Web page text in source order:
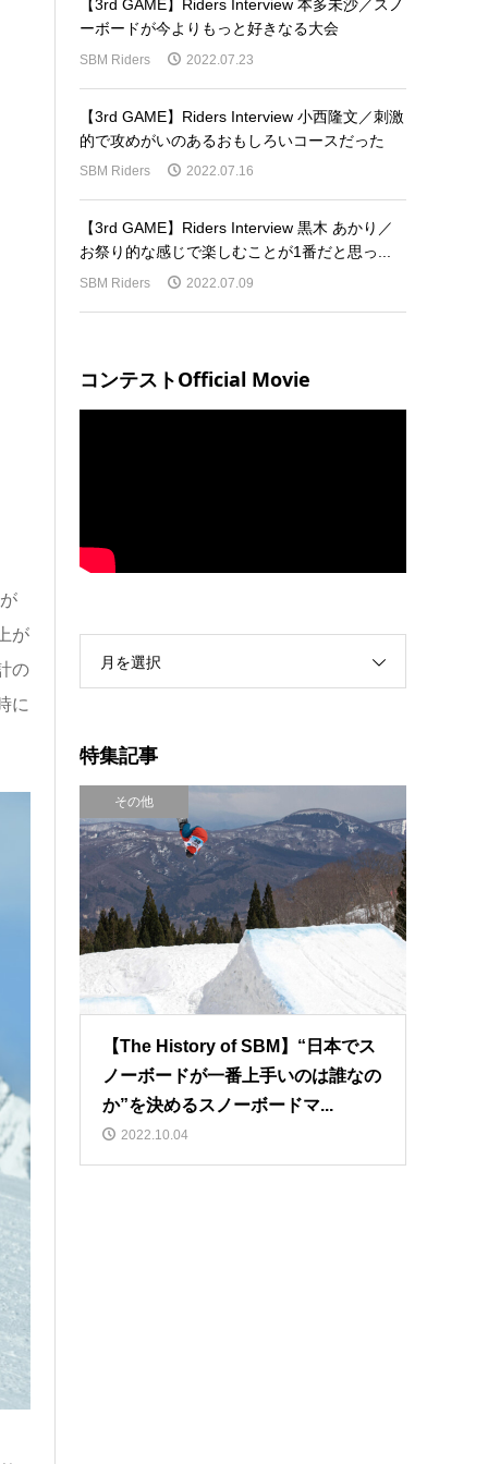
が
の
に
【3rd GAME】Riders Interview 本多未沙／スノ
ーボードが今よりもっと好きなる大会
SBM Riders 2022.07.23
【3rd GAME】Riders Interview 小西隆文／刺激
的で攻めがいのあるおもしろいコースだった
SBM Riders 2022.07.16
【3rd GAME】Riders Interview 黒木 あかり／
お祭り的な感じで楽しむことが1番だと思っ...
SBM Riders 2022.07.09
コンテストOfficial Movie
月を選択
特集記事
その他
【The History of SBM】“日本でス
ノーボードが一番上手いのは誰なの
か”を決めるスノーボードマ...
2022.10.04